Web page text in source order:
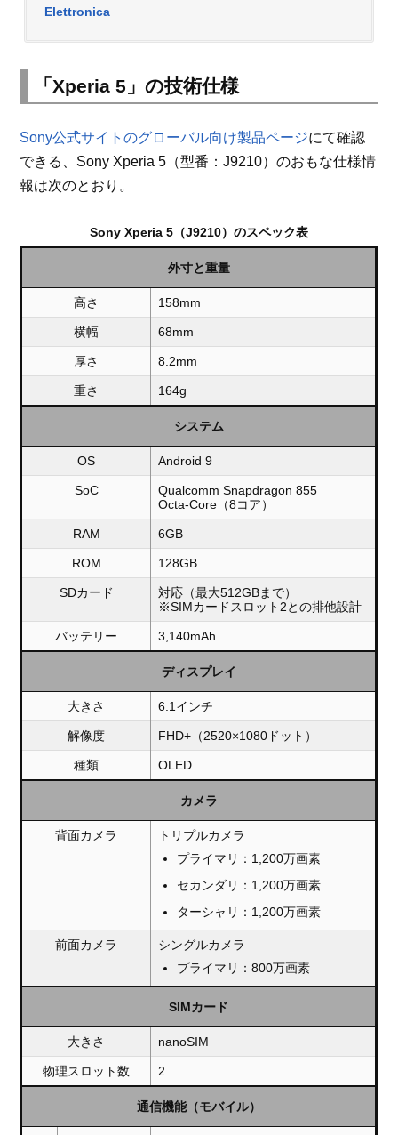
Elettronica
「Xperia 5」の技術仕様
Sony公式サイトのグローバル向け製品ページにて確認
できる、Sony Xperia 5（型番：J9210）のおもな仕様情
報は次のとおり。
Sony Xperia 5（J9210）のスペック表
外寸と重量
高さ 158mm
横幅 68mm
厚さ 8.2mm
重さ 164g
システム
OS Android 9
SoC
Qualcomm Snapdragon 855
Octa-Core（8コア）
RAM 6GB
ROM 128GB
SDカード
対応（最大512GBまで）
※SIMカードスロット2との排他設計
バッテリー 3,140mAh
ディスプレイ
大きさ 6.1インチ
解像度 FHD+（2520×1080ドット）
種類 OLED
カメラ
背面カメラ
トリプルカメラ
プライマリ：1,200万画素
セカンダリ：1,200万画素
ターシャリ：1,200万画素
前面カメラ
シングルカメラ
プライマリ：800万画素
SIMカード
大きさ nanoSIM
物理スロット数 2
通信機能（モバイル）